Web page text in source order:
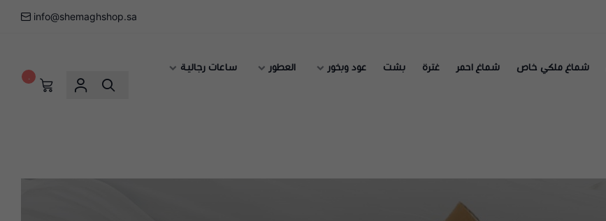
info@shemaghshop.sa
شماغ ملكي خاص شماغ احمر غترة بشت عود وبخور العطور ساعات رجالية